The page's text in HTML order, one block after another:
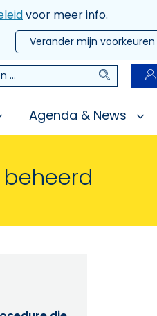
voor meer info.
Verander mijn voorkeuren
Zoeken
Agenda & News